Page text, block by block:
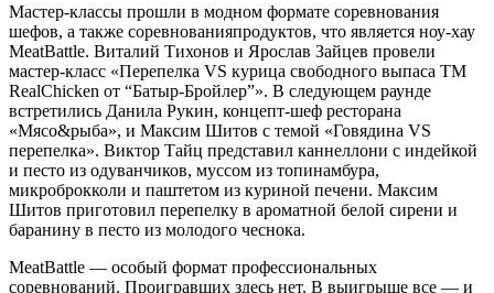
Мастер-классы прошли в модном формате соревнования
шефов, а также соревнованияпродуктов, что является ноу-хау
MeatBattle. Виталий Тихонов и Ярослав Зайцев провели
мастер-класс «Перепелка VS курица свободного выпаса ТМ
RealChicken от “Батыр-Бройлер”». В следующем раунде
встретились Данила Рукин, концепт-шеф ресторана
«Мясо&рыба», и Максим Шитов с темой «Говядина VS
перепелка». Виктор Тайц представил каннеллони с индейкой
и песто из одуванчиков, муссом из топинамбура,
микроброкколи и паштетом из куриной печени. Максим
Шитов приготовил перепелку в ароматной белой сирени и
баранину в песто из молодого чеснока.
MeatBattle — особый формат профессиональных
соревнований. Проигравших здесь нет. В выигрыше все — и